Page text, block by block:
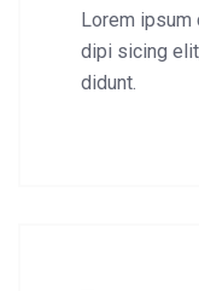
Lorem ipsum
dipi sicing
didunt.